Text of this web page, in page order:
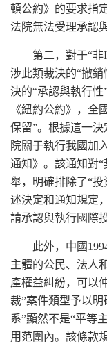
頓公約》的要求指
法院無法受理承認
第二，對于“
涉此類裁決的“撤
決的“承認與執行性
《紐約公約》，全
保留”。根據這一
院關于執行我國加
通知》。該通知對
舉，明確排除了“
述決定和通知規定
請承認與執行國際
此外，中國
主體的公民、法人
產權益糾紛，可以
裁”案件類型予以
系”顯然不是“平等
用范圍內。該條款